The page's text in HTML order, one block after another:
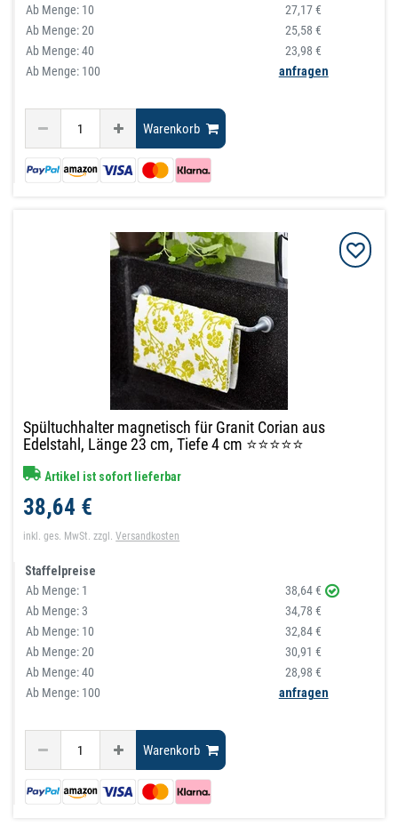
Ab Menge: 10
27,17 €
Ab Menge:20
25,58 €
Ab Menge:40
23,98 €
Ab Menge: 100
anfragen
Warenkorb
Spültuchhalter magnetisch für Granit Corian aus
Edelstahl, Länge 23 cm, Tiefe 4 cm ⭐⭐⭐⭐⭐
Artikel ist sofort lieferbar
38,64 €
inkl. ges. MwSt. zzgl.Versandkosten
Staffelpreise
Ab Menge: 1
38,64 €
Ab Menge:3
34,78 €
Ab Menge: 10
32,84 €
Ab Menge:20
30,91 €
Ab Menge:40
28,98 €
Ab Menge: 100
anfragen
Warenkorb